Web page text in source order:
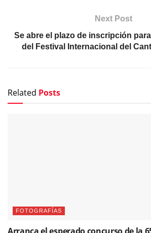
Next Post
Se abre el plazo de inscripción
del Festival Internacional del
Related Posts
FOTOGRAFÍAS